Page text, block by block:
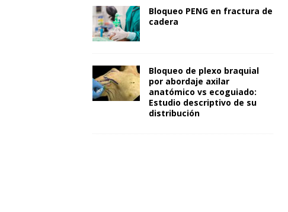
Bloqueo PENG en fractura de
cadera
Bloqueo de plexo braquial
por abordaje axilar
anatómico vs ecoguiado:
Estudio descriptivo de su
distribución